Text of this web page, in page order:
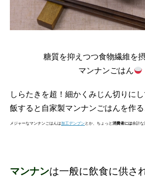
糖質を抑えつつ食物繊維を
マンナンごはん
しらたきを超！細かくみじん切りに
飯すると自家製マンナンごはんを作
メジャーなマンナンごはんは加工デンプンとか、ちょっと 消費者には余計な
マンナンは一般に飲食に供さ